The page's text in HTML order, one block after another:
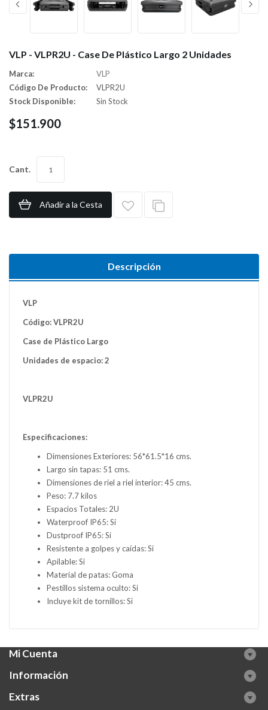
VLP - VLPR2U - Case De Plástico Largo 2 Unidades
Marca:
VLP
Código De Producto:
VLPR2U
Stock Disponible:
Sin Stock
$151.900
Cant.
Añadir a la Cesta
Descripción
VLP
Código: VLPR2U
Case de Plástico Largo
Unidades de espacio: 2
VLPR2U
Especificaciones:
Dimensiones Exteriores: 56*61.5*16 cms.
Largo sin tapas: 51 cms.
Dimensiones de riel a riel interior: 45 cms.
Peso: 7.7 kilos
Espacios Totales: 2U
Waterproof IP65: Si
Dustproof IP65: Si
Resistente a golpes y caídas: Si
Apilable: Si
Material de patas: Goma
Pestillos sistema oculto: Si
Incluye kit de tornillos: Si
Mi Cuenta
Información
Extras